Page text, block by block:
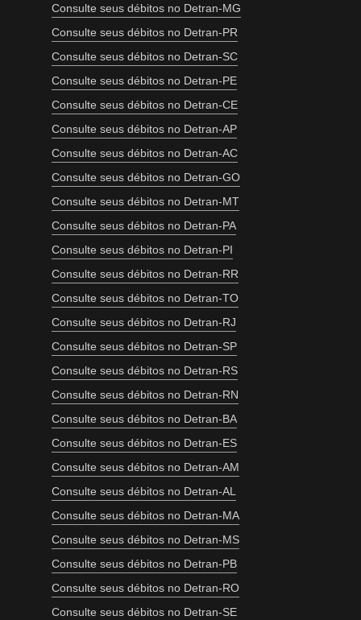
Consulte seus débitos no Detran-MG
Consulte seus débitos no Detran-PR
Consulte seus débitos no Detran-SC
Consulte seus débitos no Detran-PE
Consulte seus débitos no Detran-CE
Consulte seus débitos no Detran-AP
Consulte seus débitos no Detran-AC
Consulte seus débitos no Detran-GO
Consulte seus débitos no Detran-MT
Consulte seus débitos no Detran-PA
Consulte seus débitos no Detran-PI
Consulte seus débitos no Detran-RR
Consulte seus débitos no Detran-TO
Consulte seus débitos no Detran-RJ
Consulte seus débitos no Detran-SP
Consulte seus débitos no Detran-RS
Consulte seus débitos no Detran-RN
Consulte seus débitos no Detran-BA
Consulte seus débitos no Detran-ES
Consulte seus débitos no Detran-AM
Consulte seus débitos no Detran-AL
Consulte seus débitos no Detran-MA
Consulte seus débitos no Detran-MS
Consulte seus débitos no Detran-PB
Consulte seus débitos no Detran-RO
Consulte seus débitos no Detran-SE